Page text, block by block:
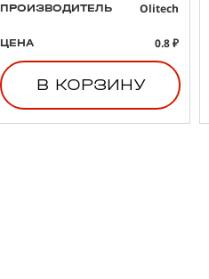
ПРОИЗВОДИТЕЛЬ Olitech
ЦЕНА 0.8 ₽
В КОРЗИНУ